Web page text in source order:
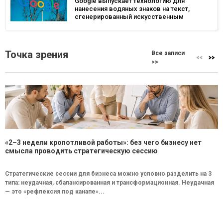
нанесения водяных знаков на текст,
сгенерированный искусственным
Точка зрения
Все записи
>>
«2–3 недели кропотливой работы»: без чего бизнесу нет
смысла проводить стратегическую сессию
Стратегические сессии для бизнеса можно условно разделить на 3
типа: неудачная, сбалансированная и трансформационная. Неудачная
— это «рефлексия под канапе»...